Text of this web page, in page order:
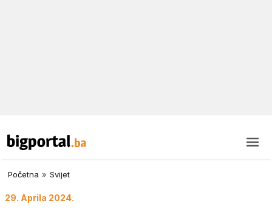
Početna » Svijet
29. Aprila 2024.